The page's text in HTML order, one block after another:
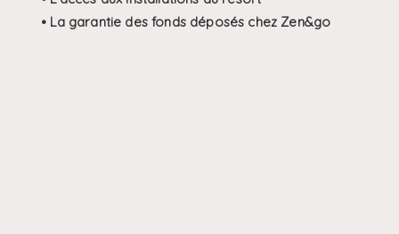
• La garantie des fonds déposés chez Zen&go